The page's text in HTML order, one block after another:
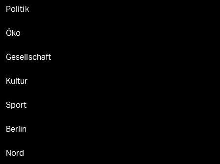
Politik
Öko
Gesellschaft
Kultur
Sport
Berlin
Nord